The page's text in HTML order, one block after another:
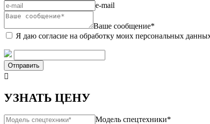
e-mail
Ваше сообщение*
Я даю согласие на обработку моих персональных
Отправить

УЗНАТЬ ЦЕНУ
Модель спецтехники*